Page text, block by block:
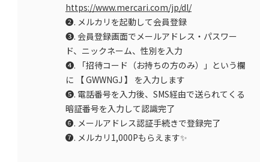
https://www.mercari.com/jp/dl/
❷. メルカリを起動して会員登録
❸. 会員登録画面でメールアドレス・パスワー
ド、ニックネーム、性別を入力
❹. 「招待コード（お持ちの方のみ）」という欄
に 【 GWWNGJ 】 を入力します
❺. 電話番号を入力後、SMS経由で送られてくる
暗証番号を入力して認識完了
❻. メールアドレス認証手続きで登録完了
❼. メルカリ1,000Pもらえます✨